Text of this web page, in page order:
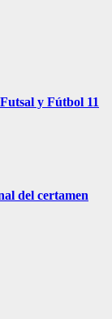
y Fútbol 11
del certamen